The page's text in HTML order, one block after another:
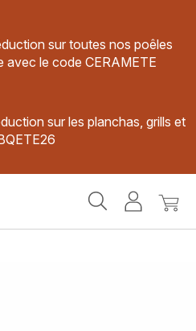
sur toutes nos poêles
avec le code CERAMETE
sur les planchas, grills et
MonMon